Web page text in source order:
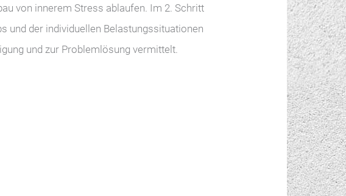
von innerem Stress ablaufen. Im 2. Schritt
und der individuellen Belastungssituationen
und zur Problemlösung vermittelt.